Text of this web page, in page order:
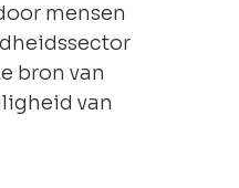
mensen
bron van
van